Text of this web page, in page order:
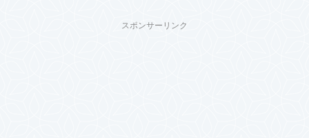
スポンサーリンク